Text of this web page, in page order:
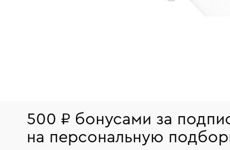
500 ₽ бонусами за
на персональную